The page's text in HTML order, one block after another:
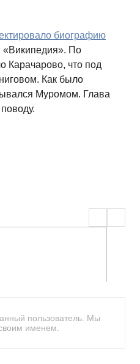
биографию
«Википедия». По
Карачарово, что под
Как было
Муромом. Глава
пользователь. Мы
именем.